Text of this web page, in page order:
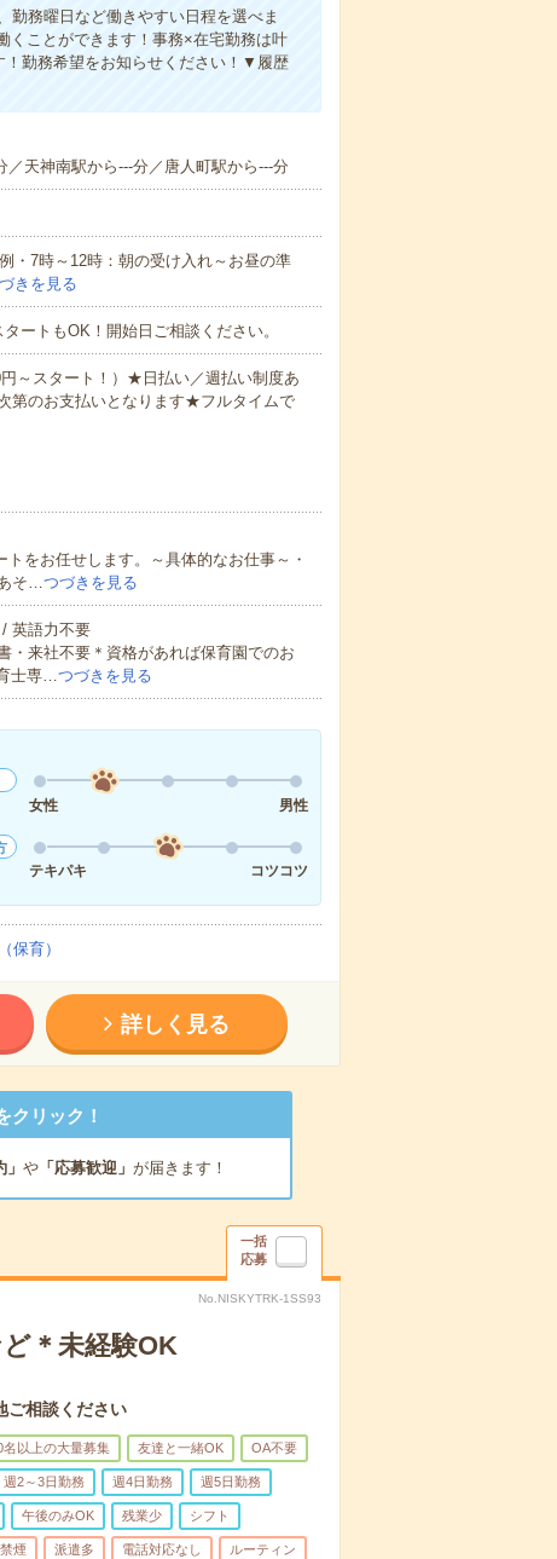
勤務曜日など働きやすい日程を選べま
くことができます！事務×在宅勤務は叶
！勤務希望をお知らせください！▼履歴
天神南駅から---分／唐人町駅から---分
・7時～12時：朝の受け入れ～お昼の準
きを見る
トもOK！開始日ご相談ください。
～スタート！）★日払い／週払い制度あ
第のお支払いとなります★フルタイムで
をお任せします。～具体的なお仕事～・
そ…つづきを見る
英語力不要
・来社不要＊資格があれば保育園でのお
士専…つづきを見る
女性
男性
テキパキ
コツコツ
育）
詳しく見る
リック！
や「応募歓迎」 が届きます！
一括
応募
No.NISKYTRK-1SS93
＊未経験OK
相談ください
名以上の大量募集 友達と一緒OK OA不要
週2～3日勤務 週4日勤務 週5日勤務
午後のみOK 残業少 シフト
煙 派遣多 電話対応なし ルーティン